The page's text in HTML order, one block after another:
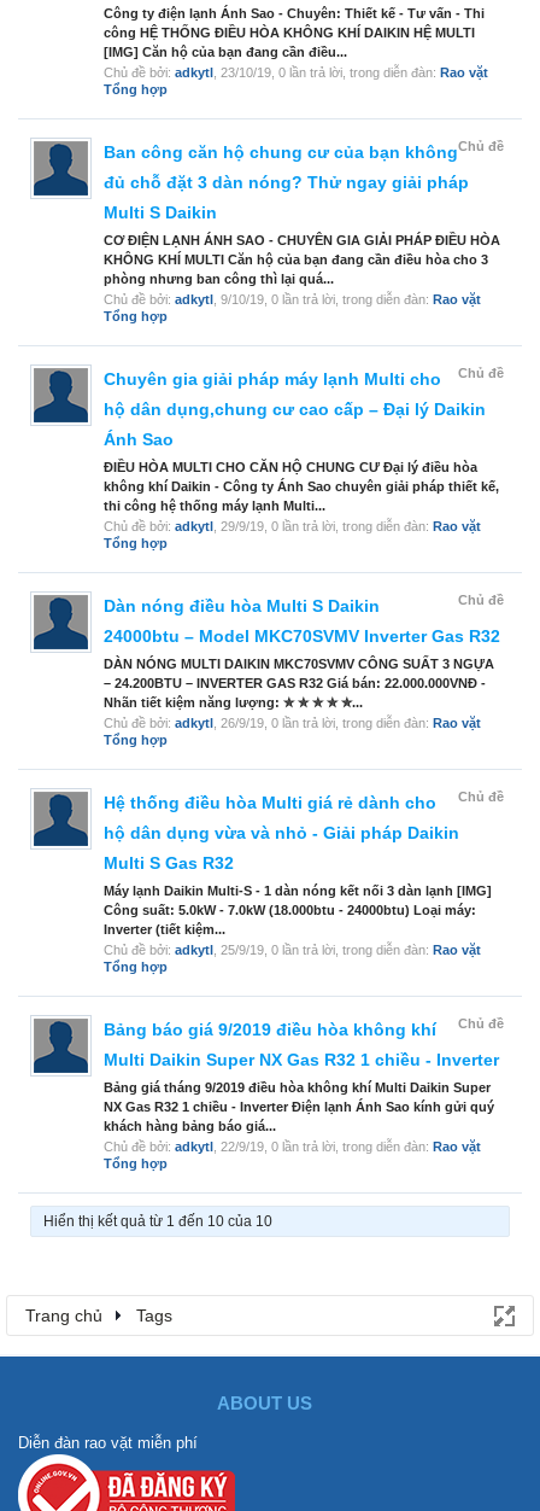
Công ty điện lạnh Ánh Sao - Chuyên: Thiết kế - Tư vấn - Thi
công HỆ THỐNG ĐIỀU HÒA KHÔNG KHÍ DAIKIN HỆ MULTI
[IMG] Căn hộ của bạn đang cần điều...
Chủ đề bởi: adkytl 23/10/19 , 0 lần trả lời, trong diễn đàn: Rao vặt
Tổng hợp
Chủ đề
Ban công căn hộ chung cư của bạn không
đủ chỗ đặt 3 dàn nóng? Thử ngay giải pháp
Multi S Daikin
CƠ ĐIỆN LẠNH ÁNH SAO - CHUYÊN GIA GIẢI PHÁP ĐIỀU HÒA
KHÔNG KHÍ MULTI Căn hộ của bạn đang cần điều hòa cho 3
phòng nhưng ban công thì lại quá...
Chủ đề bởi: adkytl 9/10/19 , 0 lần trả lời, trong diễn đàn: Rao vặt
Tổng hợp
Chủ đề
Chuyên gia giải pháp máy lạnh Multi cho
hộ dân dụng,chung cư cao cấp – Đại lý Daikin
Ánh Sao
ĐIỀU HÒA MULTI CHO CĂN HỘ CHUNG CƯ Đại lý điều hòa
không khí Daikin - Công ty Ánh Sao chuyên giải pháp thiết kế,
thi công hệ thống máy lạnh Multi...
Chủ đề bởi: adkytl 29/9/19 , 0 lần trả lời, trong diễn đàn: Rao vặt
Tổng hợp
Chủ đề
Dàn nóng điều hòa Multi S Daikin
24000btu – Model MKC70SVMV Inverter Gas R32
DÀN NÓNG MULTI DAIKIN MKC70SVMV CÔNG SUẤT 3 NGỰA
– 24.200BTU – INVERTER GAS R32 Giá bán: 22.000.000VNĐ -
Nhãn tiết kiệm năng lượng: ✮ ✮ ✮ ✮ ✮...
Chủ đề bởi: adkytl 26/9/19 , 0 lần trả lời, trong diễn đàn: Rao vặt
Tổng hợp
Chủ đề
Hệ thống điều hòa Multi giá rẻ dành cho
hộ dân dụng vừa và nhỏ - Giải pháp Daikin
Multi S Gas R32
Máy lạnh Daikin Multi-S - 1 dàn nóng kết nối 3 dàn lạnh [IMG]
Công suất: 5.0kW - 7.0kW (18.000btu - 24000btu) Loại máy:
Inverter (tiết kiệm...
Chủ đề bởi: adkytl 25/9/19 , 0 lần trả lời, trong diễn đàn: Rao vặt
Tổng hợp
Chủ đề
Bảng báo giá 9/2019 điều hòa không khí
Multi Daikin Super NX Gas R32 1 chiều - Inverter
Bảng giá tháng 9/2019 điều hòa không khí Multi Daikin Super
NX Gas R32 1 chiều - Inverter Điện lạnh Ánh Sao kính gửi quý
khách hàng bảng báo giá...
Chủ đề bởi: adkytl 22/9/19 , 0 lần trả lời, trong diễn đàn: Rao vặt
Tổng hợp
Hiển thị kết quả từ 1 đến 10 của 10
Trang chủ Tags
ABOUT US
Diễn đàn rao vặt miễn phí